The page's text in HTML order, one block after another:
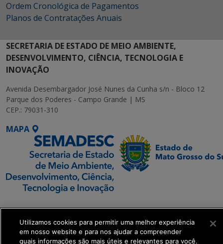
Ordem Cronológica de Pagamentos
Planos de Contratações Anuais
SECRETARIA DE ESTADO DE MEIO AMBIENTE,
DESENVOLVIMENTO, CIÊNCIA, TECNOLOGIA E
INOVAÇÃO
Avenida Desembargador José Nunes da Cunha s/n - Bloco 12
Parque dos Poderes - Campo Grande | MS
CEP.: 79031-310
MAPA
SETDIG | Secretaria-
Executiva de
Transformação Digital
Utilizamos cookies para permitir uma melhor experiência
em nosso website e para nos ajudar a compreender
quais informações são mais úteis e relevantes para você.